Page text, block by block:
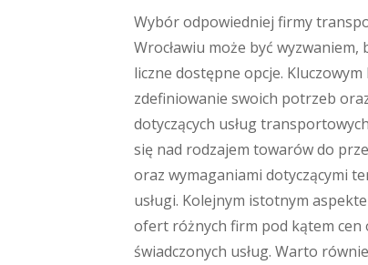
Wybór odpowiedniej firmy
Wrocławiu może być wyzwaniem,
liczne dostępne opcje.
zdefiniowanie swoich potrzeb
dotyczących usług
się nad rodzajem towarów do
oraz wymaganiami dotyczącymi
usługi. Kolejnym istotnym
ofert różnych firm pod kątem cen
świadczonych usług. Warto